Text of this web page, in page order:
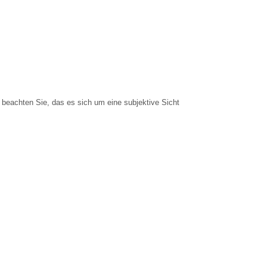
Sie, das es sich um eine subjektive Sicht